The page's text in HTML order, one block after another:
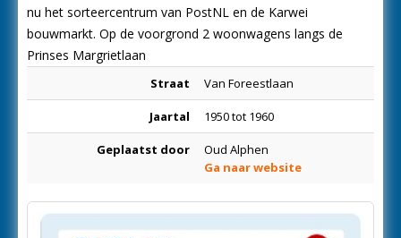
nu het sorteercentrum van PostNL en de Karwei
bouwmarkt. Op de voorgrond 2 woonwagens langs de
Prinses Margrietlaan
Straat Van Foreestlaan
Jaartal 1950 tot 1960
Geplaatst door
Oud Alphen
Ga naar website